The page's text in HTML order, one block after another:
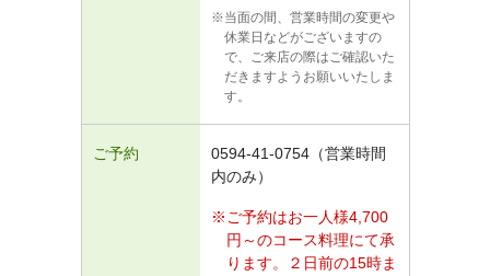
当面の間、営業時間の変更や
休業日などがございますの
で、ご来店の際はご確認いた
だきますようお願いいたしま
す。
ご予約
0594-41-0754（営業時間
内のみ）
ご予約はお一人様4,700
円～のコース料理にて承
ります。２日前の15時ま